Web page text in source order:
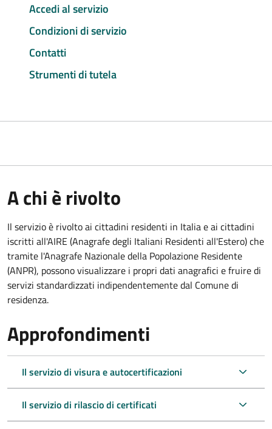
Accedi al servizio
Condizioni di servizio
Contatti
Strumenti di tutela
A chi è rivolto
Il servizio è rivolto ai cittadini residenti in Italia e ai cittadini
iscritti all'AIRE (Anagrafe degli Italiani Residenti all'Estero) che
tramite l'Anagrafe Nazionale della Popolazione Residente
(ANPR), possono visualizzare i propri dati anagrafici e fruire di
servizi standardizzati indipendentemente dal Comune di
residenza.
Approfondimenti
Il servizio di visura e autocertificazioni
Il servizio di rilascio di certificati